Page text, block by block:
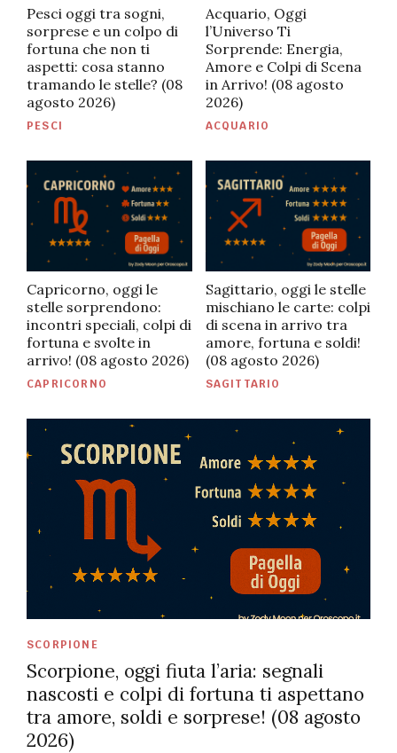
PUBBLICATO
PESCI
Pesci oggi tra sogni,
sorprese e un colpo di
fortuna che non ti
aspetti: cosa stanno
tramando le stelle? (08
agosto 2026)
PUBBLICATO
ACQUARIO
Acquario, Oggi
l’Universo Ti
Sorprende: Energia,
Amore e Colpi di Scena
in Arrivo! (08 agosto
2026)
PUBBLICATO
CAPRICORNO
Capricorno, oggi le
stelle sorprendono:
incontri speciali, colpi di
fortuna e svolte in
arrivo! (08 agosto 2026)
PUBBLICATO
SAGITTARIO
Sagittario, oggi le stelle
mischiano le carte: colpi
di scena in arrivo tra
amore, fortuna e soldi!
(08 agosto 2026)
PUBBLICATO
SCORPIONE
Scorpione, oggi fiuta l’aria: segnali
nascosti e colpi di fortuna ti aspettano
tra amore, soldi e sorprese! (08 agosto
2026)